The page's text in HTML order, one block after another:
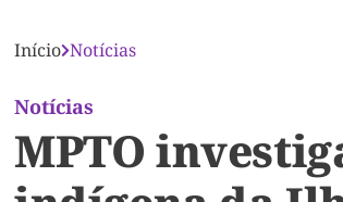
Início Notícias
Notícias
MPTO